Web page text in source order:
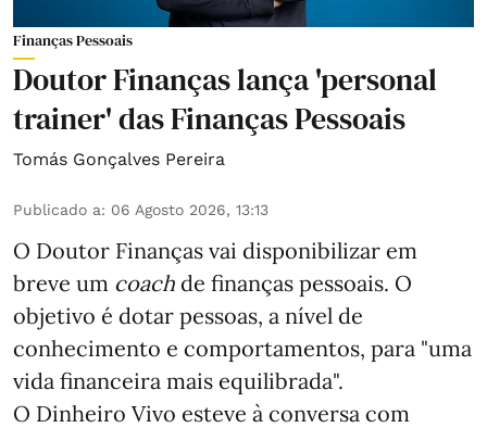
Finanças Pessoais
Doutor Finanças lança 'personal
trainer' das Finanças Pessoais
Tomás Gonçalves Pereira
Publicado a: 06 Agosto 2026, 13:13
O Doutor Finanças vai disponibilizar em
breve um coach de finanças pessoais. O
objetivo é dotar pessoas, a nível de
conhecimento e comportamentos, para "uma
vida financeira mais equilibrada".
O Dinheiro Vivo esteve à conversa com